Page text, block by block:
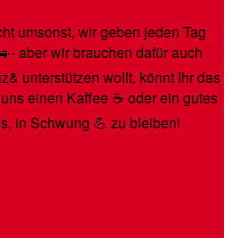
umsonst, wir geben jeden Tag
aber wir brauchen dafür auch
unterstützen wollt, könnt Ihr das
einen Kaffee ☕️ oder ein gutes
in Schwung 💪 zu bleiben!